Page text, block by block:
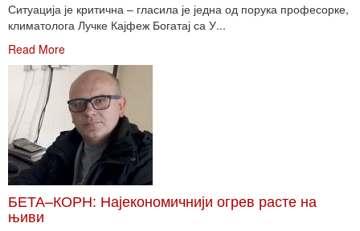
Ситуација је критична – гласила је једна од порука професорке,
климатолога Лучке Кајфеж Богатај са У...
Read More
БЕТА–КОРН: Најекономичнији огрев расте на
њиви